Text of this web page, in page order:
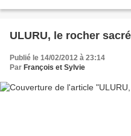
ULURU, le rocher
Publié le 14/02/2012 à 23:14
Par François et Sylvie